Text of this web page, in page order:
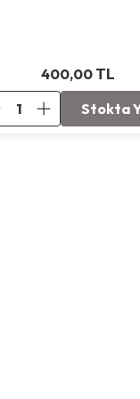
400,00 TL
Stokta